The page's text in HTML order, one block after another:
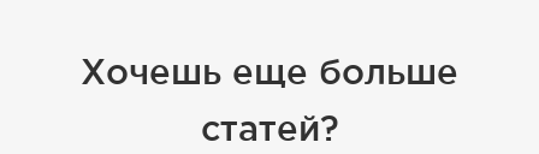
Хочешь еще больше
статей?